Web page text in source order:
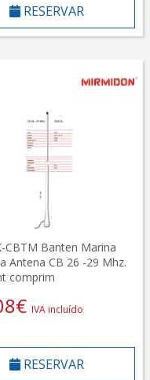
RESERVAR
CBTM Banten Marina
Antena CB 26 -29 Mhz.
comprim
€ IVA incluído
RESERVAR